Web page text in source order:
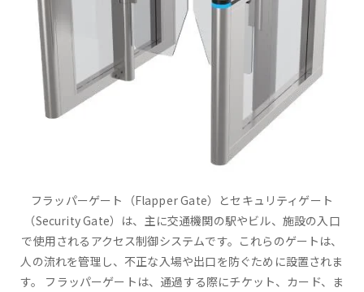
フラッパーゲート（Flapper Gate）とセキュリティゲート
（Security Gate）は、主に交通機関の駅やビル、施設の入口
で使用されるアクセス制御システムです。これらのゲートは、
人の流れを管理し、不正な入場や出口を防ぐために設置されま
す。 フラッパーゲートは、通過する際にチケット、カード、ま